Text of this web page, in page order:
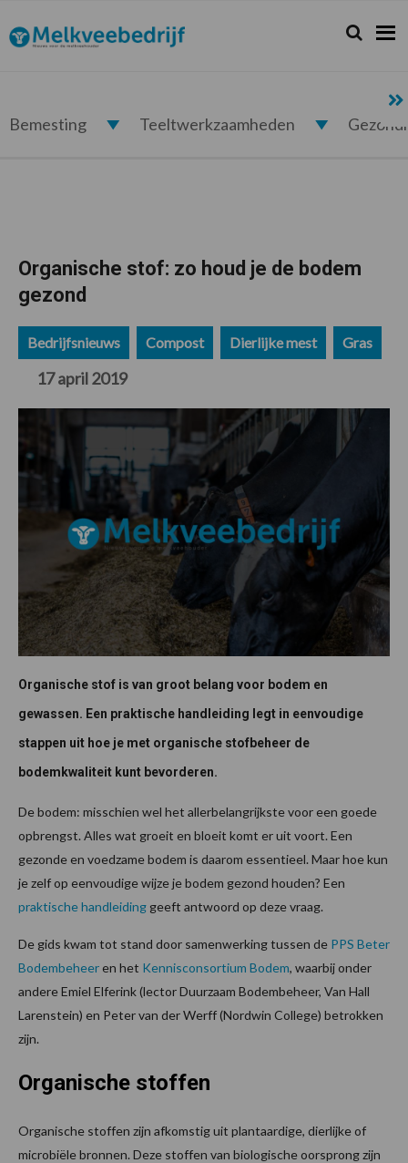
de
hoofdnavigatie
de
hoofd
de
eerste
de
voettekst
Melkveebedrijf.nl Zoeken...
Zoek
Bemesting Teeltwerkzaamheden
Organische stof: zo houd je de bodem
gezond
Bedrijfsnieuws Compost Dierlijke mest Gras
17 april 2019
Organische stof is van groot belang voor bodem en
gewassen. Een praktische handleiding legt in eenvoudige
stappen uit hoe je met organische stofbeheer de
bodemkwaliteit kunt bevorderen.
De bodem: misschien wel het allerbelangrijkste voor een goede
opbrengst. Alles wat groeit en bloeit komt er uit voort. Een
gezonde en voedzame bodem is daarom essentieel. Maar hoe kun
je zelf op eenvoudige wijze je bodem gezond houden? Een
praktische handleiding geeft antwoord op deze vraag.
De gids kwam tot stand door samenwerking tussen de PPS Beter
Bodembeheeren het Kennisconsortium Bodem, waarbij onder
andere Emiel Elferink (lector Duurzaam Bodembeheer, Van Hall
Larenstein) en Peter van der Werff (Nordwin College) betrokken
zijn.
Organische stoffen
Organische stoffen zijn afkomstig uit plantaardige, dierlijke of
microbiële bronnen. Deze stoffen van biologische oorsprong zijn